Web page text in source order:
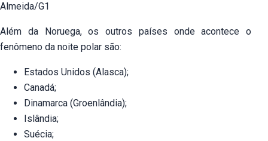
Almeida/G1
Além da Noruega, os outros países onde acontece o
fenômeno da noite polar são:
Estados Unidos (Alasca);
Canadá;
Dinamarca (Groenlândia);
Islândia;
Suécia;